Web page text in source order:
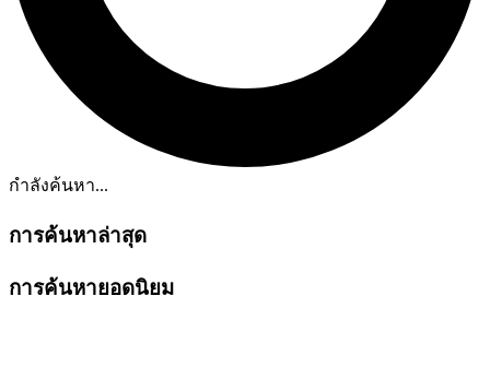
กำลังค้นหา...
การค้นหาล่าสุด
การค้นหายอดนิยม